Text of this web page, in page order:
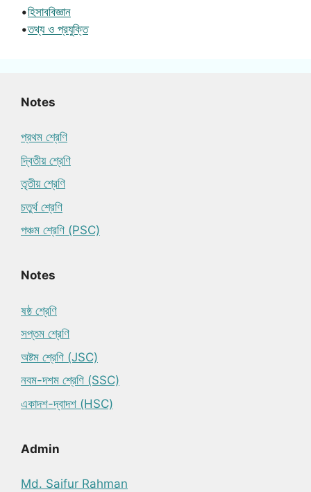
•হিসাববিজ্ঞান
•তথ্য ও প্রযুক্তি
Notes
প্রথম শ্রেণি
দ্বিতীয় শ্রেণি
তৃতীয় শ্রেণি
চতুর্থ শ্রেণি
পঞ্চম শ্রেণি (PSC)
Notes
ষষ্ঠ শ্রেণি
সপ্তম শ্রেণি
অষ্টম শ্রেণি (JSC)
নবম-দশম শ্রেণি (SSC)
একাদশ-দ্বাদশ (HSC)
Admin
Md. Saifur Rahman